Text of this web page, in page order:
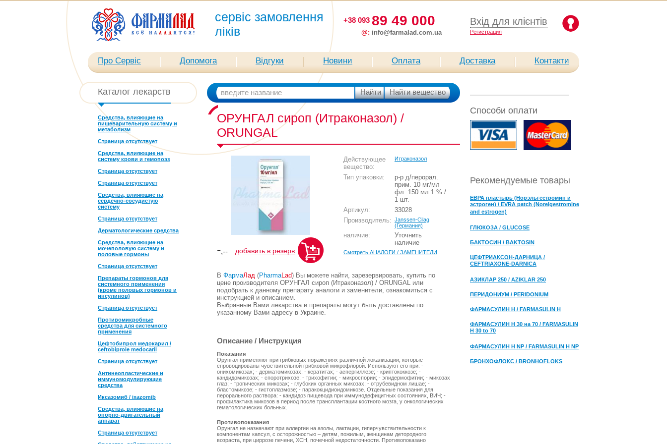
сервіс замовлення
ліків
+38 093 89 49 000
@: info@farmalad.com.ua
Вхід для клієнтів
Pегистрация
Про Сервіс Допомога Відгуки Новини Оплата Доставка Контакти
Каталог лекарств
Средства, влияющие на
пищеварительную систему и
метаболизм
Страница отсутствует
Средства, влияющие на
систему крови и гемопоэз
Страница отсутствует
Страница отсутствует
Средства, влияющие на
сердечно-сосудистую
систему
Страница отсутствует
Дерматологические средства
Средства, влияющие на
мочеполовую систему и
половые гормоны
Страница отсутствует
Препараты гормонов для
системного применения
(кроме половых гормонов и
инсулинов)
Страница отсутствует
Противомикробные
средства для системного
применения
Цефтобипрол медокарил /
ceftobiprole medocaril
Страница отсутствует
Антинеопластические и
иммуномодулирующие
средства
Иксазомиб / ixazomib
Средства, влияющие на
опорно-двигательный
аппарат
Страница отсутствует
ОРУНГАЛ сироп (Итраконазол) /
ORUNGAL
-,-- добавить в резерв
Действующее
вещество:
Итраконазол
Тип упаковки:
р-р д/перорал.
прим. 10 мг/мл
фл. 150 мл 1 % /
1 шт.
Артикул:
33028
Производитель: Janssen-Cilag
(Германия)
наличие:
Уточнить
наличие
Смотреть АНАЛОГИ / ЗАМЕНИТЕЛИ
В ФармаЛад (PharmaLad) Вы можете найти, зарезервировать, купить по
цене производителя ОРУНГАЛ сироп (Итраконазол) / ORUNGAL или
подобрать к данному препарату аналоги и заменители, ознакомиться с
инструкцией и описанием.
Выбранные Вами лекарства и препараты могут быть доставлены по
указанному Вами адресу в Украине.
Описание / Инструкция
Показания
Орунгал применяют при грибковых поражениях различной локализации, которые
спровоцированы чувствительной грибковой микрофлорой. Используют его при: -
онихомикозах; - дерматомикозах; - кератитах; - аспергиллезе; - криптококкозе; -
кандидомикозах; - споротрихозе; - трихофитии; - микроспории; - эпидермофитии; - микозах
глаз; - тропических микозах; - глубоких органных микозах; - отрубевидном лишае; -
бластомикозе; - гистоплазмозе; - паракокцидиоидомикозе. Отдельные показания для
перорального раствора: - кандидоз пищевода при иммунодефицитных состояниях, ВИЧ; -
профилактика микозов в период после трансплантации костного мозга, у онкологических
гематологических больных.
Противопоказания
Орунгал не назначают при аллергии на азолы, лактации, гиперчувствительности к
компонентам капсул, с осторожностью – детям, пожилым, женщинам детородного
возраста, при циррозе печени, ХСН, почечной недостаточности. Противопоказано
Способи оплати
Рекомендуемые товары
ЕВРА пластырь (Норэльгестромин и
эстроген) / EVRA patch (Norelgestromine
and estrogen)
ГЛЮКОЗА / GLUCOSE
БАКТОСИН / BAKTOSIN
ЦЕФТРИАКСОН-ДАРНИЦА /
CEFTRIAXONE-DARNICA
АЗИКЛАР 250 / AZIKLAR 250
ПЕРИДОНИУМ / PERIDONIUM
ФАРМАСУЛИН H / FARMASULIN H
ФАРМАСУЛИН H 30 на 70 / FARMASULIN
H 30 to 70
ФАРМАСУЛИН H NP / FARMASULIN H NP
БРОНХОФЛОКС / BRONHOFLOKS